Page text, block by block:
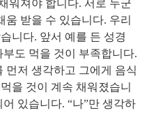
워져야 합니다. 서로 누군
받을 수 있습니다. 우리
니다. 앞서 예를 든 성경
도 먹을 것이 부족합니다.
먼저 생각하고 그에게 음식
을 것이 계속 채워졌습니
있습니다. “나”만 생각하